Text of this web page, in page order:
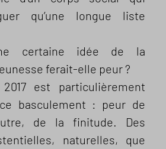
qu’une longue liste
certaine idée de la
ferait-elle peur ?
est particulièrement
basculement : peur de
de la finitude. Des
naturelles, que